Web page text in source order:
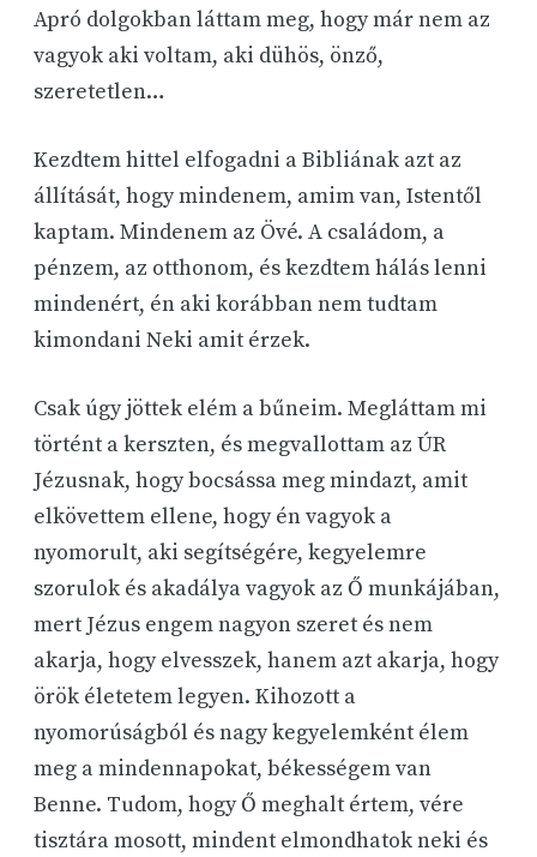
Apró dolgokban láttam meg, hogy már nem az
vagyok aki voltam, aki dühös, önző,
szeretetlen…
Kezdtem hittel elfogadni a Bibliának azt az
állítását, hogy mindenem, amim van, Istentől
kaptam. Mindenem az Övé. A családom, a
pénzem, az otthonom, és kezdtem hálás lenni
mindenért, én aki korábban nem tudtam
kimondani Neki amit érzek.
Csak úgy jöttek elém a bűneim. Megláttam mi
történt a kerszten, és megvallottam az ÚR
Jézusnak, hogy bocsássa meg mindazt, amit
elkövettem ellene, hogy én vagyok a
nyomorult, aki segítségére, kegyelemre
szorulok és akadálya vagyok az Ő munkájában,
mert Jézus engem nagyon szeret és nem
akarja, hogy elvesszek, hanem azt akarja, hogy
örök életetem legyen. Kihozott a
nyomorúságból és nagy kegyelemként élem
meg a mindennapokat, békességem van
Benne. Tudom, hogy Ő meghalt értem, vére
tisztára mosott, mindent elmondhatok neki és